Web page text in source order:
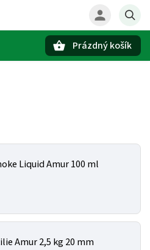
Prázdný košík
Liquid Amur 100 ml
Amur 2,5 kg 20 mm